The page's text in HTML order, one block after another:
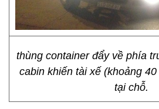
thùng container đẩy về phía
cabin khiến tài xế (khoảng
tại chỗ.